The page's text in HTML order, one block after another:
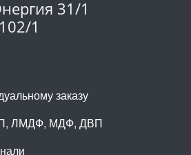
31/1
1
заказу
ЛМДФ, МДФ, ДВП